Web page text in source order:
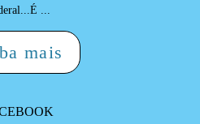
...
mais